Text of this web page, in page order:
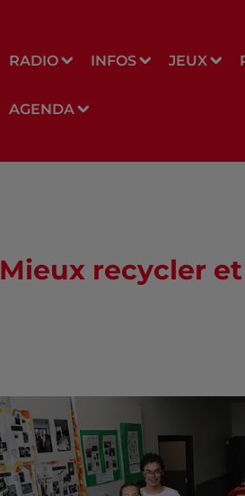
RADIO INFOS JEUX
AGENDA
recycler